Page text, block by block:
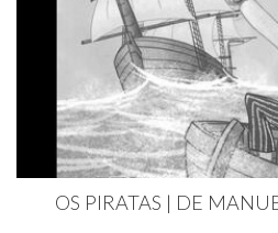
OS PIRATAS | DE